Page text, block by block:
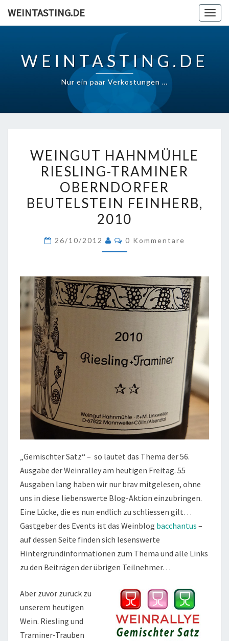
WEINTASTING.DE
WEINTASTING.DE
Nur ein paar Verkostungen …
HAHNMÜHLE
RIESLING-
TRAMINER
OBERNDORFER
BEUTELSTEIN
FEINHERB,
2010
WEINGUT HAHNMÜHLE
RIESLING-TRAMINER
OBERNDORFER
BEUTELSTEIN FEINHERB,
2010
26/10/2012 Kommentare
0 Kommentare
„Gemischter Satz“ – so lautet das Thema der 56.
Ausgabe der Weinralley am heutigen Freitag. 55
Ausgaben lang haben wir nur brav mitgelesen, ohne
uns in diese liebenswerte Blog-Aktion einzubringen.
Eine Lücke, die es nun endlich zu schliessen gilt…
Gastgeber des Events ist das Weinblog bacchantus –
auf dessen Seite finden sich lesenswerte
Hintergrundinformationen zum Thema und alle Links
zu den Beiträgen der übrigen Teilnehmer…
Aber zuvor zurück zu
unserem heutigen
Wein. Riesling und
Traminer-Trauben